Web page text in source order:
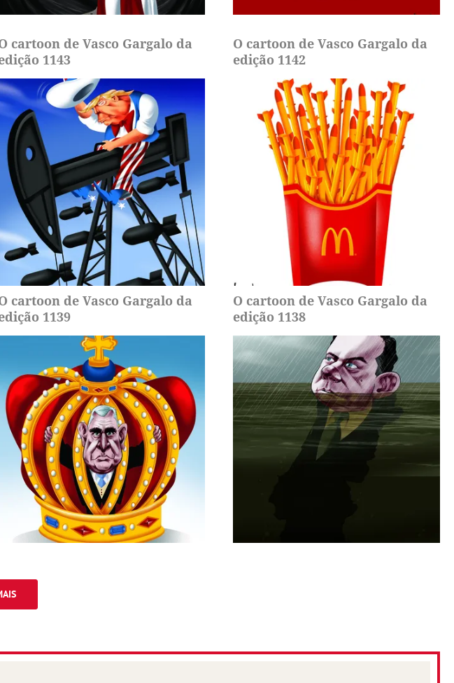
cartoon de Vasco Gargalo da
1143
O cartoon de Vasco Gargalo da
edição 1142
cartoon de Vasco Gargalo da
1139
O cartoon de Vasco Gargalo da
edição 1138